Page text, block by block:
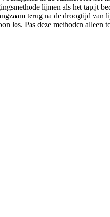
lijmen als het tapijt
terug na de droogtijd van
los. Pas deze methoden alleen